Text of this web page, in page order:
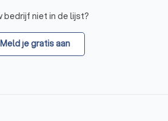
bedrijf niet in de lijst?
Meld je gratis aan